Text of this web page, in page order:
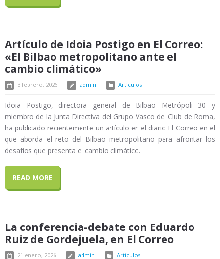
Artículo de Idoia Postigo en El Correo:
«El Bilbao metropolitano ante el
cambio climático»
3 febrero, 2026 admin Artículos
Idoia Postigo, directora general de Bilbao Metrópoli 30 y
miembro de la Junta Directiva del Grupo Vasco del Club de Roma,
ha publicado recientemente un artículo en el diario El Correo en el
que aborda el reto del Bilbao metropolitano para afrontar los
desafíos que presenta el cambio climático.
READ MORE
La conferencia-debate con Eduardo
Ruiz de Gordejuela, en El Correo
21 enero, 2026 admin Artículos